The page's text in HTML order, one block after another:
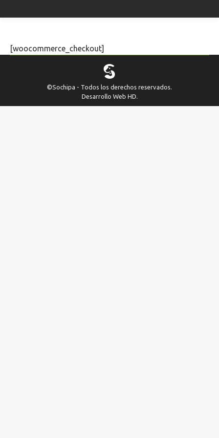
[woocommerce_checkout]
©Sochipa - Todos los derechos reservados.
Desarrollo Web HD.